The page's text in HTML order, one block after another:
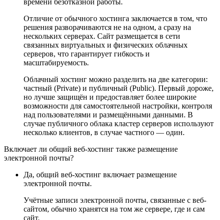
Отличие от обычного хостинга заключается в том, что
решения разворачиваются не на одном, а сразу на
нескольких серверах. Сайт размещается в сети
связанных виртуальных и физических облачных
серверов, что гарантирует гибкость и
масштабируемость.
Облачный хостинг можно разделить на две категории:
частный (Private) и публичный (Public). Первый дороже,
но лучше защищён и предоставляет более широкие
возможности для самостоятельной настройки, контроля
над пользователями и размещёнными данными. В
случае публичного облака кластер серверов используют
несколько клиентов, в случае частного — один.
Включает ли общий веб-хостинг также размещение
электронной почты?
Да, общий веб-хостинг включает размещение
электронной почты.
Учётные записи электронной почты, связанные с веб-
сайтом, обычно хранятся на том же сервере, где и сам
сайт.